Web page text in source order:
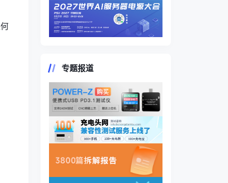
专题报道